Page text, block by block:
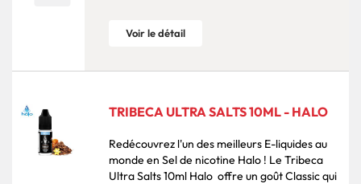
Voir le détail
TRIBECA ULTRA SALTS 10ML - HALO
Redécouvrez l'un des meilleurs E-liquides au
monde en Sel de nicotine Halo ! Le Tribeca
Ultra Salts 10ml Halo offre un goût Classic qui